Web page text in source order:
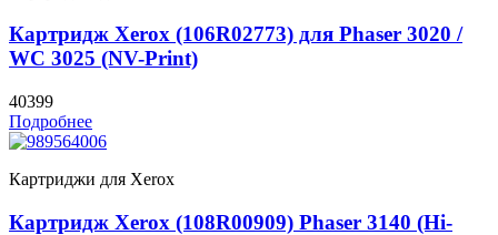
Картридж Xerox (106R02773) для Phaser 3020 /
WC 3025 (NV-Print)
40399
Подробнее
Картриджи для Xerox
Картридж Xerox (108R00909) Phaser 3140 (Hi-